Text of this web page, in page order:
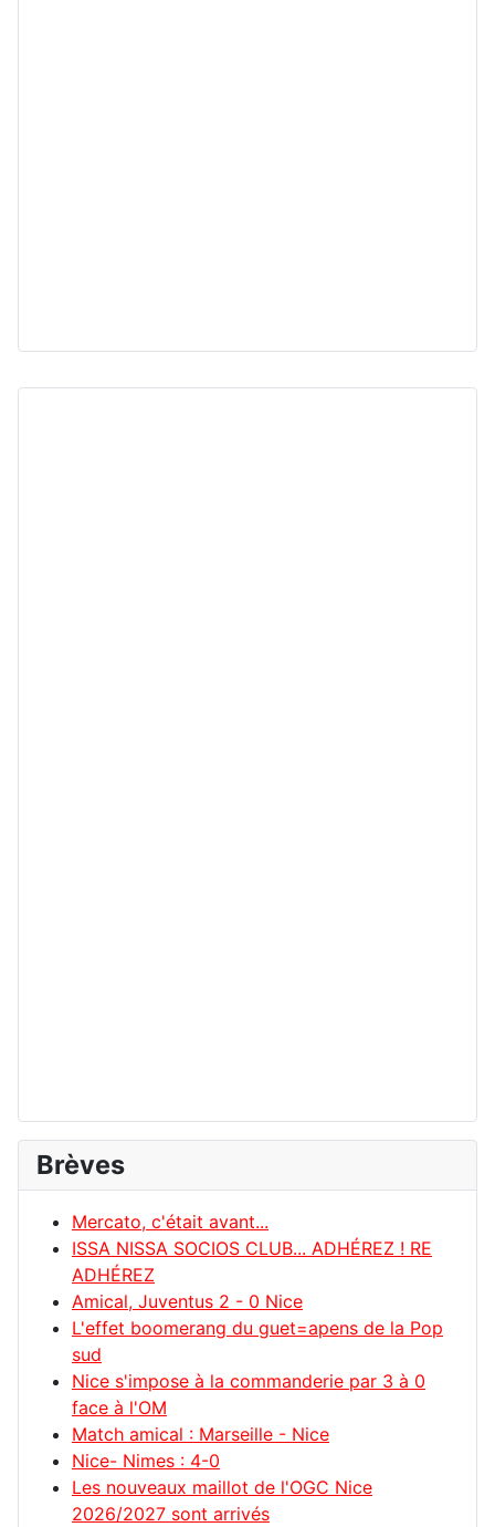
Brèves
Mercato, c'était avant...
ISSA NISSA SOCIOS CLUB... ADHÉREZ ! RE
ADHÉREZ
Amical, Juventus 2 - 0 Nice
L'effet boomerang du guet=apens de la Pop
sud
Nice s'impose à la commanderie par 3 à 0
face à l'OM
Match amical : Marseille - Nice
Nice- Nimes : 4-0
Les nouveaux maillot de l'OGC Nice
2026/2027 sont arrivés